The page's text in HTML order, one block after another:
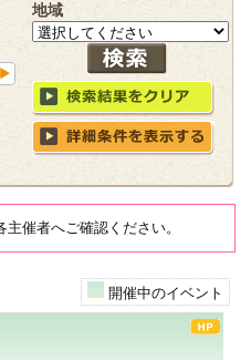
地域
催者へご確認ください。
開催中のイベント